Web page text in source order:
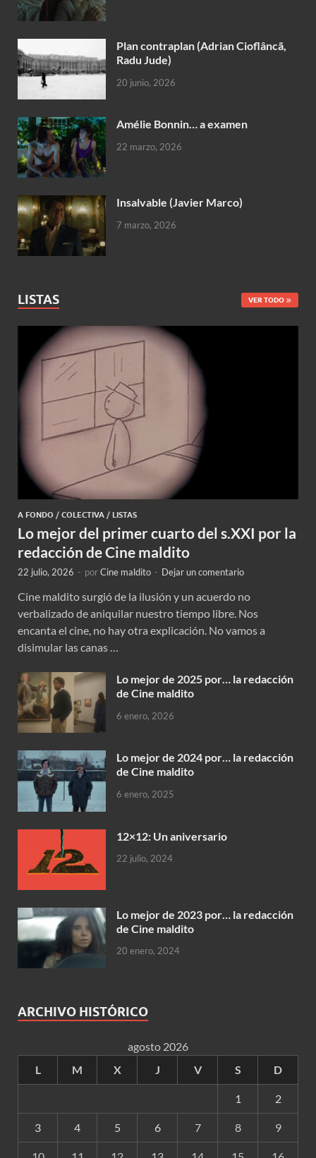
Plan contraplan (Adrian Cioflâncã,
Radu Jude)
20 junio, 2026
Amélie Bonnin… a examen
22 marzo, 2026
Insalvable (Javier Marco)
7 marzo, 2026
LISTAS VER TODO
A FONDO / COLECTIVA / LISTAS
Lo mejor del primer cuarto del s.XXI por la
redacción de Cine maldito
22 julio, 2026 - porCine maldito - Dejar un comentario
Cine maldito surgió de la ilusión y un acuerdo no
verbalizado de aniquilar nuestro tiempo libre. Nos
encanta el cine, no hay otra explicación. No vamos a
disimular las canas …
Lo mejor de 2025 por… la redacción
de Cine maldito
6 enero, 2026
Lo mejor de 2024 por… la redacción
de Cine maldito
6 enero, 2025
12×12: Un aniversario
22 julio, 2024
Lo mejor de 2023 por… la redacción
de Cine maldito
20 enero, 2024
ARCHIVO HISTÓRICO
agosto 2026
L
M X J V S D
1 2
3 4 5 6 7 8 9